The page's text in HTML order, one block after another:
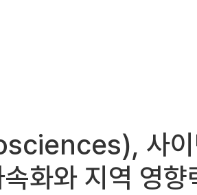
사이
화와 지역 영